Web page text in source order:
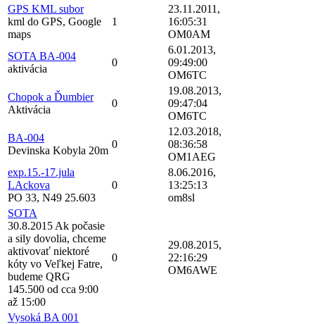
GPS KML subor
kml do GPS, Google
maps
1
23.11.2011,
16:05:31
OM0AM
SOTA BA-004
aktivácia
0
6.01.2013,
09:49:00
OM6TC
Chopok a Ďumbier
Aktivácia
0
19.08.2013,
09:47:04
OM6TC
BA-004
Devinska Kobyla 20m
0
12.03.2018,
08:36:58
OM1AEG
exp.15.-17.jula
LAckova
PO 33, N49 25.603
0
8.06.2016,
13:25:13
om8sl
SOTA
30.8.2015 Ak počasie
a sily dovolia, chceme
aktivovať niektoré
kóty vo Veľkej Fatre,
budeme QRG
145.500 od cca 9:00
až 15:00
0
29.08.2015,
22:16:29
OM6AWE
Vysoká BA 001